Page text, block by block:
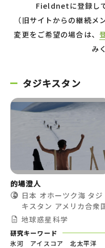
Fieldnetに登録し
（旧サイトからの継続メ
変更をご希望の場合は、
み
タジキスタン
的場澄人
日本 オホーツク海 タジ
キスタン アメリカ合衆
地球惑星科学
研究キーワード
氷河 アイスコア 北太平洋